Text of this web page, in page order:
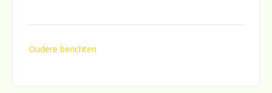
Berichtennavigatie
Oudere berichten